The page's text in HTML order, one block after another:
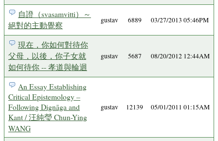
自證（svasamvitti）～
絕對的主動覺察
gustav 6889 03/27/2013 05:46PM
現在，你如何對待你
父母，以後，你子女就
如何待你 -- 孝道與輪迴
gustav 5687 08/20/2012 12:44AM
An Essay Establishing
Critical Epistemology –
Following Dignāga and
Kant / 汪純瑩 Chun-Ying
WANG
gustav 12139 05/01/2011 01:15AM